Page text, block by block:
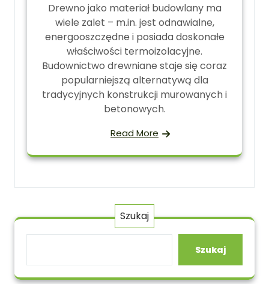
Drewno jako materiał budowlany ma
wiele zalet – m.in. jest odnawialne,
energooszczędne i posiada doskonałe
właściwości termoizolacyjne.
Budownictwo drewniane staje się coraz
popularniejszą alternatywą dla
tradycyjnych konstrukcji murowanych i
betonowych.
Read More
Szukaj
Szukaj